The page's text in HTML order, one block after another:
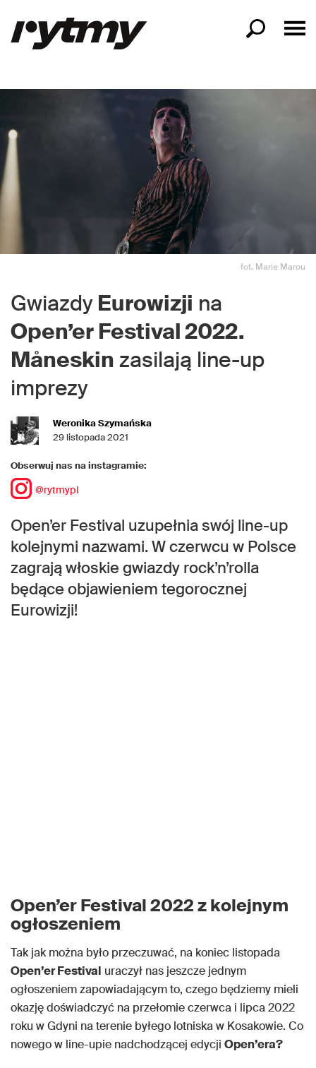
fot. Marie Marou
Gwiazdy Eurowizji na
Open’er Festival 2022.
Måneskin zasilają line-up
imprezy
Weronika Szymańska
29 listopada 2021
Obserwuj nas na instagramie:
@rytmypl
Open’er Festival uzupełnia swój line-up
kolejnymi nazwami. W czerwcu w Polsce
zagrają włoskie gwiazdy rock’n’rolla
będące objawieniem tegorocznej
Eurowizji!
Open’er Festival 2022 z kolejnym
ogłoszeniem
Tak jak można było przeczuwać, na koniec listopada
Open’er Festival uraczył nas jeszcze jednym
ogłoszeniem zapowiadającym to, czego będziemy mieli
okazję doświadczyć na przełomie czerwca i lipca 2022
roku w Gdyni na terenie byłego lotniska w Kosakowie. Co
nowego w line-upie nadchodzącej edycji Open’era?